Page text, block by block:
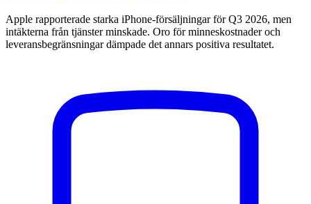
Apple rapporterade starka iPhone-försäljningar för Q3 2026, men
intäkterna från tjänster minskade. Oro för minneskostnader och
leveransbegränsningar dämpade det annars positiva resultatet.